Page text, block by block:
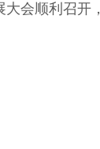
会顺利召开，